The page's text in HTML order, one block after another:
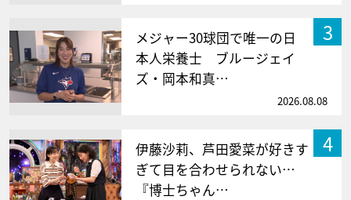
3
メジャー30球団で唯一の日
本人栄養士 ブルージェイ
ズ・岡本和真…
2026.08.08
4
伊藤沙莉、芦田愛菜が好きす
ぎて目を合わせられない…
『博士ちゃん…